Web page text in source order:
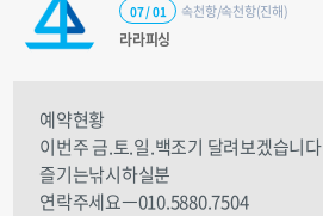
라라피싱
속천항/속천항(진해)
07 / 01
예약현황
이번주 금.토.일.백조기 달려보겠습니다
즐기는낚시하실분
연락주세요ㅡ010.5880.7504